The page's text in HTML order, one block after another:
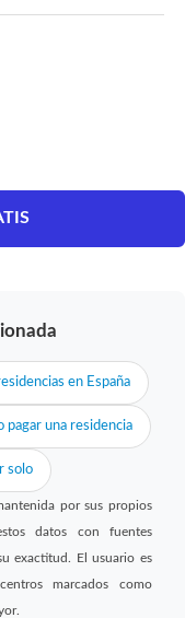
en España
pagar una residencia
solo
por sus propios
datos con fuentes
exactitud. El usuario es
marcados como